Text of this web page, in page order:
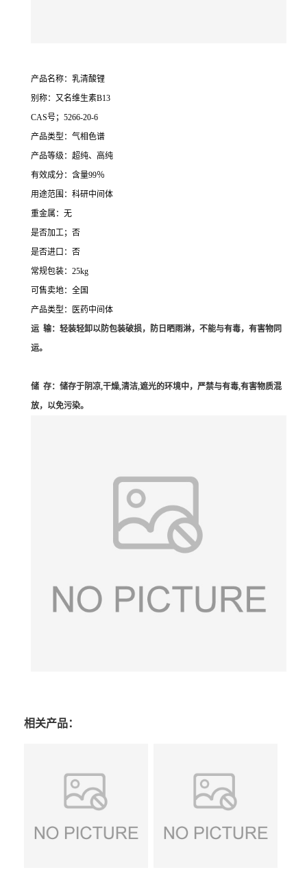
产品名称：乳清酸锂
别称：又名维生素B13
CAS号；5266-20-6
产品类型：气相色谱
产品等级：超纯、高纯
有效成分：含量99％
用途范围：科研中间体
重金属：无
是否加工；否
是否进口：否
常规包装：25kg
可售卖地：全国
产品类型：医药中间体
运 输：轻装轻卸以防包装破损，防日晒雨淋，不能与有毒，有害物同
运。
储 存：储存于阴凉,干燥,清洁,遮光的环境中，严禁与有毒,有害物质混
放，以免污染。
相关产品：